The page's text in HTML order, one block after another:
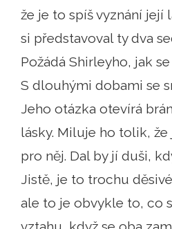
že je to spíš vyznání její
si představoval ty dva
Požádá Shirleyho, jak
S dlouhými dobami se
Jeho otázka otevírá
lásky. Miluje ho tolik,
pro něj. Dal by jí duši,
Jistě, je to trochu
ale to je obvykle to, co